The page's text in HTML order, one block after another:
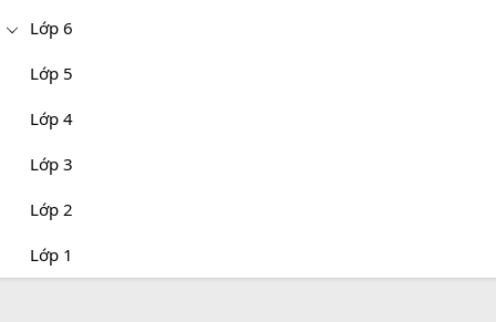
Lớp 6
Lớp 5
Lớp 4
Lớp 3
Lớp 2
Lớp 1